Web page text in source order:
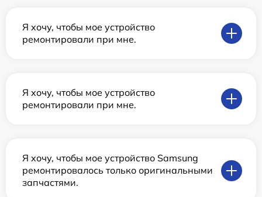
Я хочу, чтобы мое устройство
ремонтировали при мне.
Я хочу, чтобы мое устройство
ремонтировали при мне.
Я хочу, чтобы мое устройство Samsung
ремонтировалось только оригинальными
запчастями.